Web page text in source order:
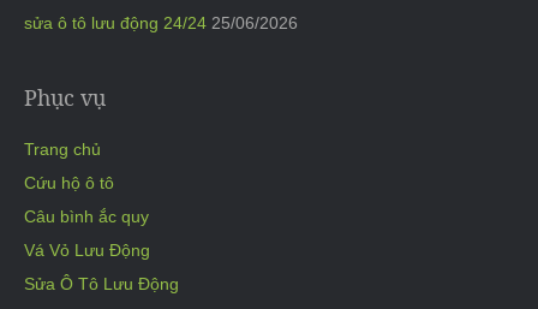
sửa ô tô lưu động 24/24 25/06/2026
Phục vụ
Trang chủ
Cứu hộ ô tô
Câu bình ắc quy
Vá Vỏ Lưu Động
Sửa Ô Tô Lưu Động